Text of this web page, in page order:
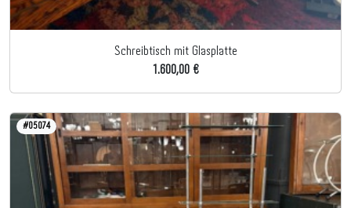
Schreibtisch mit Glasplatte
1.600,00 €
#05074